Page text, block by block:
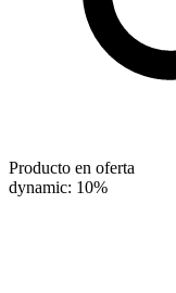
Producto en oferta
dynamic: 10%